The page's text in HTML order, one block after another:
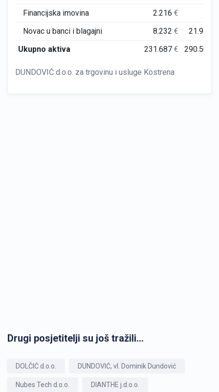
Financijska imovina
2.216€
Novac u banci i blagajni
8.232€ 21.971
Ukupno aktiva
231.687€ 290.507
DUNDOVIĆ d.o.o. za trgovinu i usluge Kostrena
Drugi posjetitelji su još tražili...
DOLČIĆ d.o.o. DUNDOVIĆ, vl. Dominik Dundović
Nubes Tech d.o.o. DIANTHE j.d.o.o.